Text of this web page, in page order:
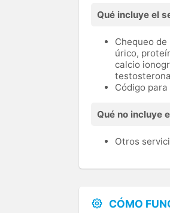
Qué incluye el
Chequeo
úrico,
calcio
Código
Qué no incluye
Otros
CÓMO